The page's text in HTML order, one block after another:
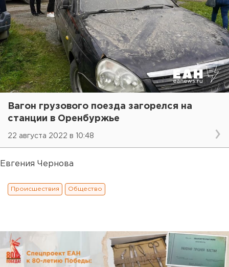
Вагон грузового поезда загорелся на
станции в Оренбуржье
22 августа 2022 в 10:48
Евгения Чернова
Происшествия Общество